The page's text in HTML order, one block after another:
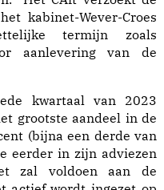
kabinet-Wever-Croes
termijn zoals
aanlevering van de
kwartaal van 2023
grootste aandeel in de
(bijna een derde van
eerder in zijn adviezen
zal voldoen aan de